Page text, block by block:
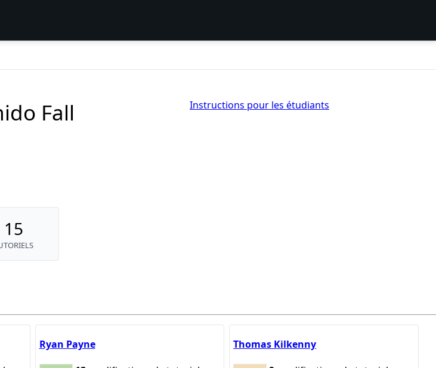
Fall
15
Instructions pour les étudiants
Ryan Payne
Thomas Kilkenny